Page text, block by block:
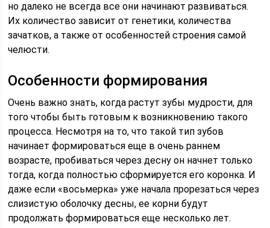
но далеко не всегда все они начинают развиваться.
Их количество зависит от генетики, количества
зачатков, а также от особенностей строения самой
челюсти.
Особенности формирования
Очень важно знать, когда растут зубы мудрости, для
того чтобы быть готовым к возникновению такого
процесса. Несмотря на то, что такой тип зубов
начинает формироваться еще в очень раннем
возрасте, пробиваться через десну он начнет только
тогда, когда полностью сформируется его коронка. И
даже если «восьмерка» уже начала прорезаться через
слизистую оболочку десны, ее корни будут
продолжать формироваться еще несколько лет.